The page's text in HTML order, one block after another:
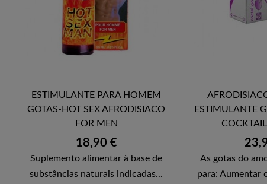
VISTA RÁPIDA
ESTIMULANTE PARA HOMEM
GOTAS-HOT SEX AFRODISIACO
FOR MEN
Preço
18,90 €
Suplemento alimentar à base de
substâncias naturais indicadas...

ESTIMULANTE
As gotas do
para: Aumentar